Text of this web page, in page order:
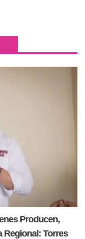
Producen,
Regional: Torres